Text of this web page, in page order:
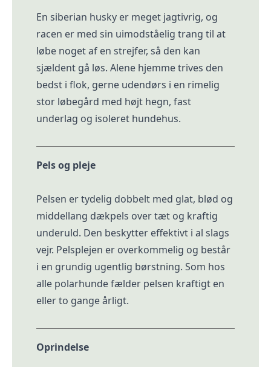
En siberian husky er meget jagtivrig, og
racen er med sin uimodståelig trang til at
løbe noget af en strejfer, så den kan
sjældent gå løs. Alene hjemme trives den
bedst i flok, gerne udendørs i en rimelig
stor løbegård med højt hegn, fast
underlag og isoleret hundehus.
Pels og pleje
Pelsen er tydelig dobbelt med glat, blød og
middellang dækpels over tæt og kraftig
underuld. Den beskytter effektivt i al slags
vejr. Pelsplejen er overkommelig og består
i en grundig ugentlig børstning. Som hos
alle polarhunde fælder pelsen kraftigt en
eller to gange årligt.
Oprindelse